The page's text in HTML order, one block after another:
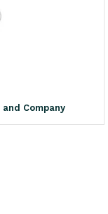
and Company